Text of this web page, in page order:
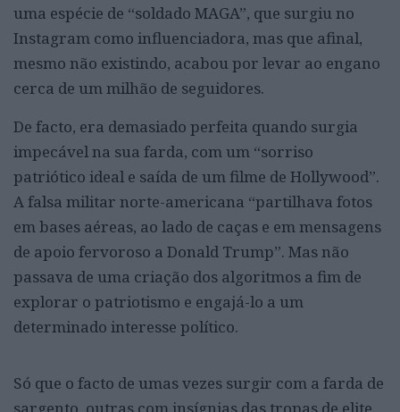
uma espécie de “soldado MAGA”, que surgiu no
Instagram como influenciadora, mas que afinal,
mesmo não existindo, acabou por levar ao engano
cerca de um milhão de seguidores.
De facto, era demasiado perfeita quando surgia
impecável na sua farda, com um “sorriso
patriótico ideal e saída de um filme de Hollywood”.
A falsa militar norte-americana “partilhava fotos
em bases aéreas, ao lado de caças e em mensagens
de apoio fervoroso a Donald Trump”. Mas não
passava de uma criação dos algoritmos a fim de
explorar o patriotismo e engajá-lo a um
determinado interesse político.
Só que o facto de umas vezes surgir com a farda de